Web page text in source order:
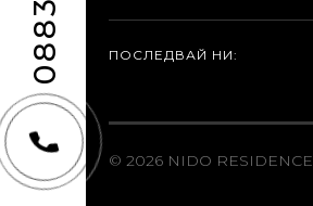
ПОСЛЕДВАЙ НИ:
© 2026 NIDO RESIDENCE